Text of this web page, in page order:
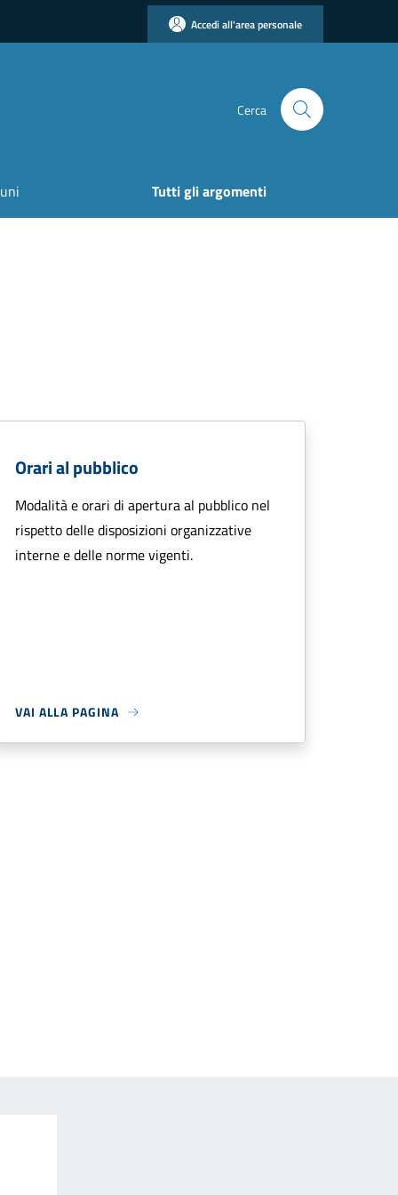
Accedi all'area personale
Cerca
Tutti gli argomenti
Orari al pubblico
Modalità e orari di apertura al pubblico nel
rispetto delle disposizioni organizzative
interne e delle norme vigenti.
VAI ALLA PAGINA